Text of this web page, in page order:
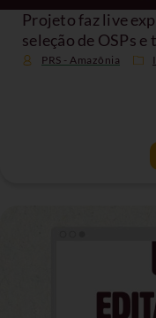
Projeto faz live
seleção de OSPs
PRS - Amazônia